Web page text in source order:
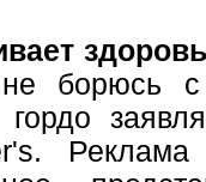
не борюсь